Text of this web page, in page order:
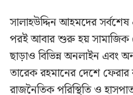
সালাহউদ্দিন আহমদের
পরই আবার শুরু হয় সামাজিক
ছাড়াও বিভিন্ন অনলাইন এবং
তারেক রহমানের দেশে ফেরার
রাজনৈতিক পরিস্থিতি ও